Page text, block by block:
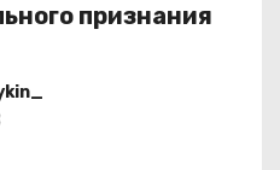
признания